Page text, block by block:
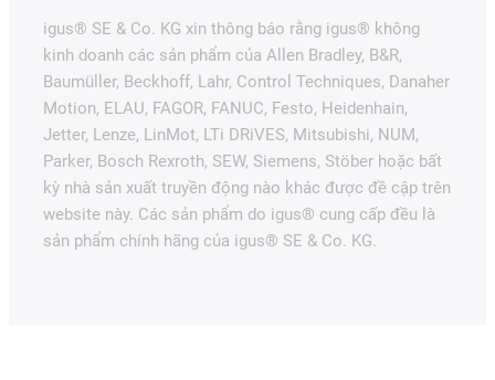
igus® SE & Co. KG xin thông báo rằng igus® không
kinh doanh các sản phẩm của Allen Bradley, B&R,
Baumüller, Beckhoff, Lahr, Control Techniques, Danaher
Motion, ELAU, FAGOR, FANUC, Festo, Heidenhain,
Jetter, Lenze, LinMot, LTi DRiVES, Mitsubishi, NUM,
Parker, Bosch Rexroth, SEW, Siemens, Stöber hoặc bất
kỳ nhà sản xuất truyền động nào khác được đề cập trên
website này. Các sản phẩm do igus® cung cấp đều là
sản phẩm chính hãng của igus® SE & Co. KG.